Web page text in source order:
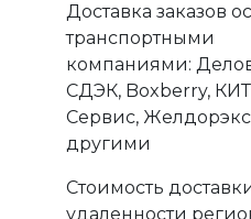
Доставка заказов
транспортными
компаниями:
СДЭК, Boxberry,
Сервис,
другими
Стоимость
удаленности